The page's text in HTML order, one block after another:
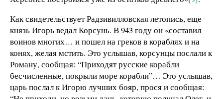
Как свидетельствует Радзивилловская летопись, еще
князь Игорь ведал Корсунь. В 943 году он «составил
воинов многих… и пошел на греков в кораблях и на
конях, желая мстить. Это услышав, корсунцы послали к
Роману, сообщая: “Приходят русские корабли
бесчисленные, покрыли море корабли”… Это услышав,
царь послал к Игорю лучших бояр, прося и сообщая: